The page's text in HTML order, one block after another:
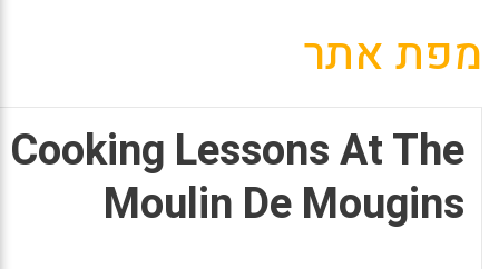
מפת אתר
Cooking Lessons At The
Moulin De Mougins